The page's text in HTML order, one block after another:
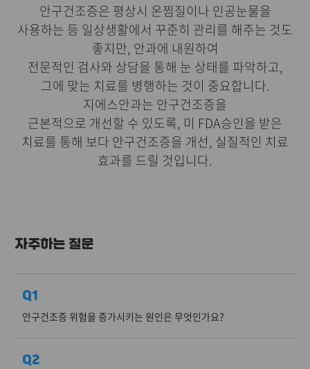
안구건조증은 평상시 온찜질이나 인공눈물을
사용하는 등 일상생활에서 꾸준히 관리를 해주는 것도
좋지만, 안과에 내원하여
전문적인 검사와 상담을 통해 눈 상태를 파악하고,
그에 맞는 치료를 병행하는 것이 중요합니다.
지에스안과는 안구건조증을
근본적으로 개선할 수 있도록, 미 FDA승인을 받은
치료를 통해 보다 안구건조증을 개선, 실질적인 치료
효과를 드릴 것입니다.
자주하는 질문
Q1
안구건조증 위험을 증가시키는 원인은 무엇인가요?
Q2